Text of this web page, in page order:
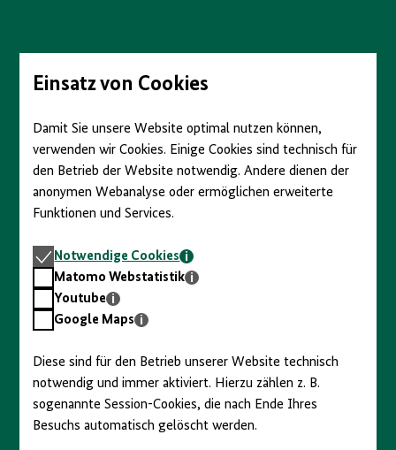
Seiteninhalt
springenEinsatz von Cookies
Damit Sie unsere Website optimal nutzen können,
verwenden wir Cookies. Einige Cookies sind technisch für
den Betrieb der Website notwendig. Andere dienen der
anonymen Webanalyse oder ermöglichen erweiterte
Funktionen und Services.
Notwendige
Cookies
Notwendige Cookies
Matomo
Webstatistik
Matomo Webstatistik
Youtube
Youtube
GoogleGoogle Maps
Diese sind für den Betrieb unserer Website technisch
notwendig und immer aktiviert. Hierzu zählen z. B.
sogenannte Session-Cookies, die nach Ende Ihres
Besuchs automatisch gelöscht werden.